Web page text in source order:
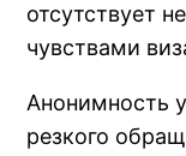
отсутствует
чувствами
Анонимность
резкого